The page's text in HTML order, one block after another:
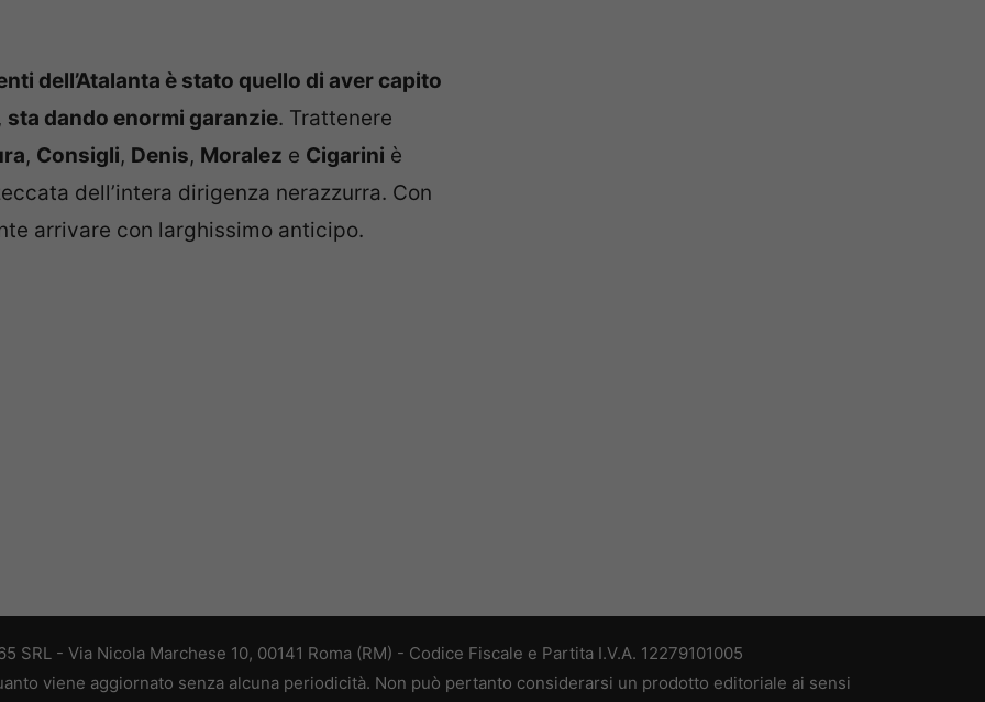
dell’Atalanta è stato quello di aver capito
sta dando enormi garanzie. Trattenere
, Consigli, Denis, Moralez e Cigarini è
dell’intera dirigenza nerazzurra. Con
arrivare con larghissimo anticipo.
SRL - Via Nicola Marchese 10, 00141 Roma (RM) - Codice Fiscale e Partita I.V.A. 12279101005
viene aggiornato senza alcuna periodicità. Non può pertanto considerarsi un prodotto editoriale ai sensi